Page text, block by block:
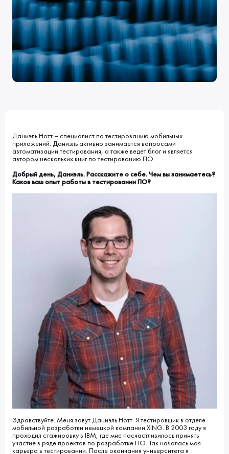
Индустрии
Клиенты
Наши процессы
Блог
Мы в СМИ
Вакансии
Развитие и карьерный рост
Обучение
КОНТАКТЫ
ВВЕДИТЕ ПОИСКОВУЮ ФРАЗУ
Даниэль Нотт – специалист по тестированию мобильных
приложений. Даниэль активно занимается вопросами
автоматизации тестирования, а также ведет блог и является
автором нескольких книг по тестированию ПО.
Добрый день, Даниэль. Расскажите о себе. Чем вы занимаетесь?
Каков ваш опыт работы в тестировании ПО?
Здравствуйте. Меня зовут Даниэль Нотт. Я тестировщик в отделе
мобильной разработки немецкой компании XING. В 2003 году я
проходил стажировку в IBM, где мне посчастливилось принять
участие в ряде проектов по разработке ПО. Так началась моя
карьера в тестировании. После окончания университета я